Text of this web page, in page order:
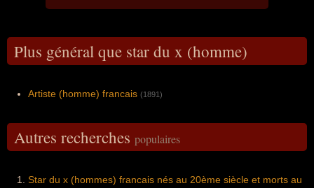
Plus général que star du x (homme)
Artiste (homme) francais (1891)
Autres recherches populaires
Star du x (hommes) francais nés au 20ème siècle et morts au